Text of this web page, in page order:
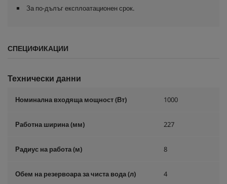
За по-дълъг експлоатационен срок.
СПЕЦИФИКАЦИИ
Технически данни
Номинална входяща мощност (Вт) 1000
Работна ширина (мм) 227
Радиус на работа (м) 8
Обем на резервоара за чиста вода (л) 4